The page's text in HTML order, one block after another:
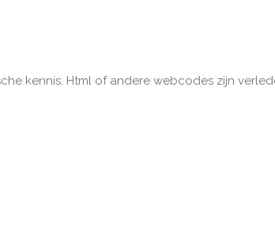
kennis. Html of andere webcodes zijn